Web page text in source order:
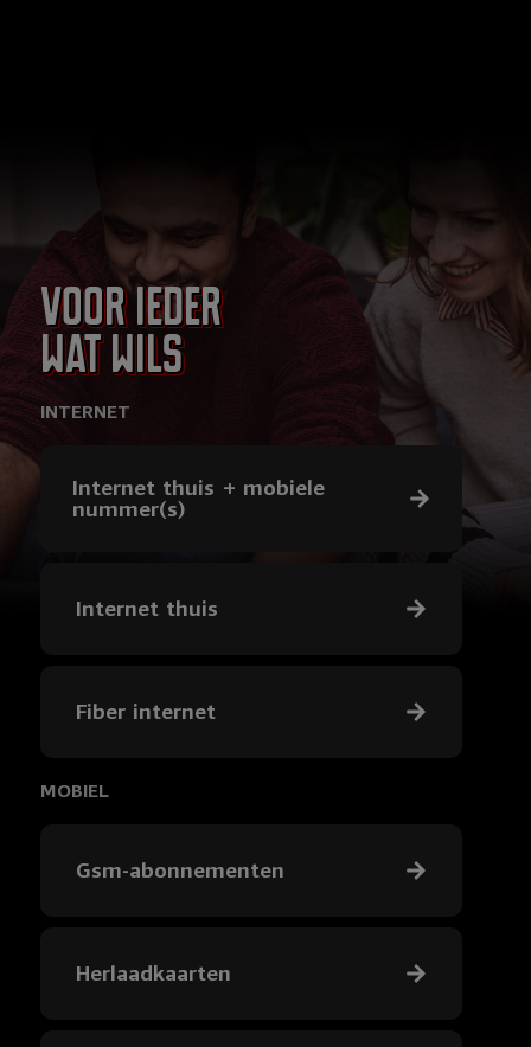
Voor ieder
wat wils
INTERNET
Internet thuis + mobiele
nummer(s)
Internet thuis
Fiber internet
MOBIEL
Gsm-abonnementen
Herlaadkaarten